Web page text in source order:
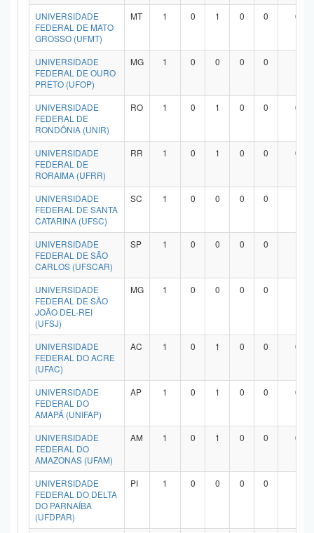
UNIVERSIDADE
FEDERAL DE MATO
GROSSO (UFMT)
MT 1 0 1 0 0 0
UNIVERSIDADE
FEDERAL DE OURO
PRETO (UFOP)
MG 1 0 0 0 0
UNIVERSIDADE
FEDERAL DE
RONDÔNIA (UNIR)
RO 1 0 1 0 0 0
UNIVERSIDADE
FEDERAL DE
RORAIMA (UFRR)
RR 1 0 1 0 0 0
UNIVERSIDADE
FEDERAL DE SANTA
CATARINA (UFSC)
SC 1 0 0 0 0
UNIVERSIDADE
FEDERAL DE SÃO
CARLOS (UFSCAR)
SP 1 0 0 0 0
UNIVERSIDADE
FEDERAL DE SÃO
JOÃO DEL-REI
(UFSJ)
MG 1 0 0 0 0
UNIVERSIDADE
FEDERAL DO ACRE
(UFAC)
AC 1 0 1 0 0 0
UNIVERSIDADE
FEDERAL DO
AMAPÁ (UNIFAP)
AP 1 0 1 0 0 0
UNIVERSIDADE
FEDERAL DO
AMAZONAS (UFAM)
AM 1 0 1 0 0 0
UNIVERSIDADE
FEDERAL DO DELTA
DO PARNAÍBA
(UFDPAR)
PI 1 0 0 0 0